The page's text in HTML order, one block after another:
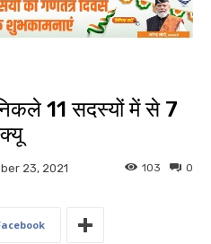
11 सदस्यों में से 7
23, 2021 0
103